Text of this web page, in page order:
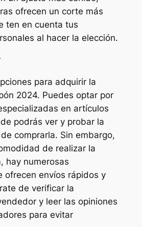
ofrecen un corte más
ten en cuenta tus
al hacer la elección.
para adquirir la
2024. Puedes optar por
en artículos
podrás ver y probar la
comprarla. Sin embargo,
de realizar la
hay numerosas
ofrecen envíos rápidos y
de verificar la
y leer las opiniones
para evitar